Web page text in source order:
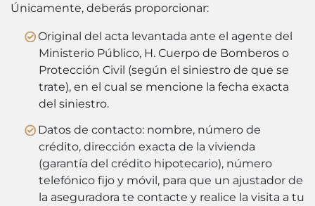
Únicamente, deberás proporcionar:
Original del acta levantada ante el agente del
Ministerio Público, H. Cuerpo de Bomberos o
Protección Civil (según el siniestro de que se
trate), en el cual se mencione la fecha exacta
del siniestro.
Datos de contacto: nombre, número de
crédito, dirección exacta de la vivienda
(garantía del crédito hipotecario), número
telefónico fijo y móvil, para que un ajustador de
la aseguradora te contacte y realice la visita a tu